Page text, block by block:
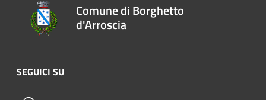
Comune di Borghetto
d'Arroscia
SEGUICI SU